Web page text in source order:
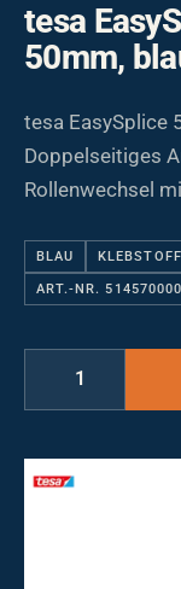
tesa
50mm,
tesa EasySplice
Doppelseitiges
Rollenwechsel
BLAU
ART.-NR.